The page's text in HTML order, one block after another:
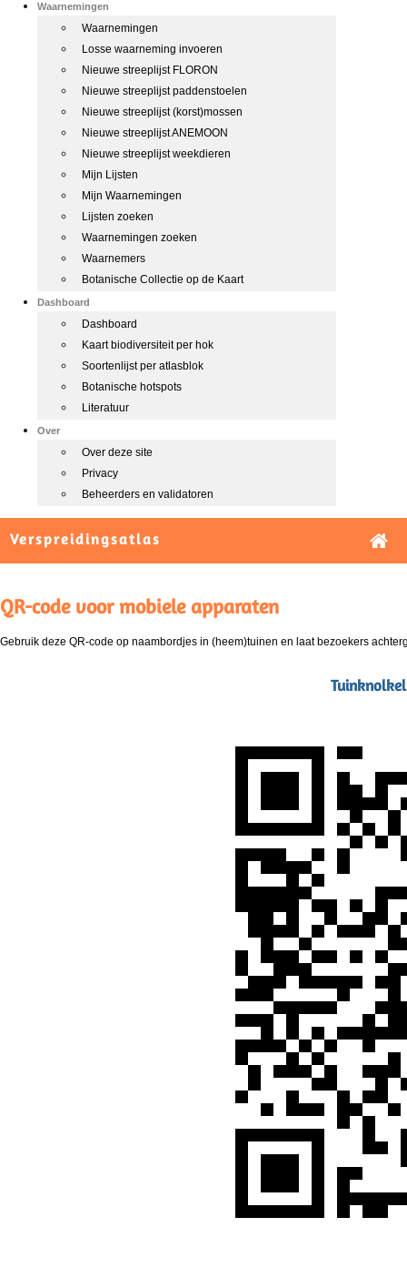
Waarnemingen
Waarnemingen
Losse waarneming invoeren
Nieuwe streeplijst FLORON
Nieuwe streeplijst paddenstoelen
Nieuwe streeplijst (korst)mossen
Nieuwe streeplijst ANEMOON
Nieuwe streeplijst weekdieren
Mijn Lijsten
Mijn Waarnemingen
Lijsten zoeken
Waarnemingen zoeken
Waarnemers
Botanische Collectie op de Kaart
Dashboard
Dashboard
Kaart biodiversiteit per hok
Soortenlijst per atlasblok
Botanische hotspots
Literatuur
Over
Over deze site
Privacy
Beheerders en validatoren
Verspreidingsatlas
QR-code voor mobiele apparaten
Gebruik deze QR-code op naambordjes in (heem)tuinen en laat bezoekers